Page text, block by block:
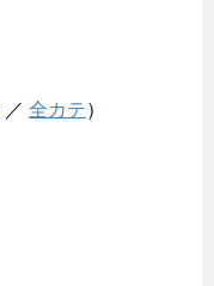
／ 全カテ）